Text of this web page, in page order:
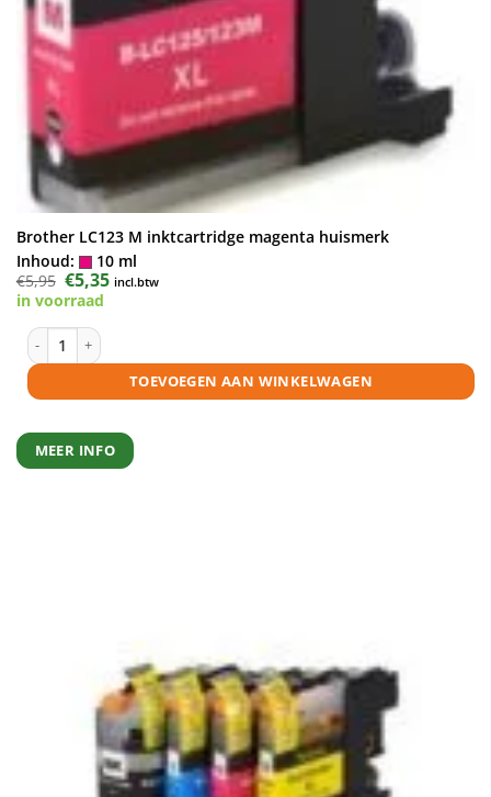
Brother LC123 M inktcartridge magenta huismerk
Inhoud:
10 ml
€5,95 Oorspronkelijke
prijs
was:
€5,35Huidige
prijs
incl.btw
in voorraad
Brother LC123 M inktcartridge magenta huismerk aantal
TOEVOEGEN AAN WINKELWAGEN
MEER INFO